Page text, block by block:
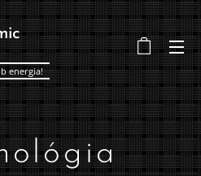
energia!